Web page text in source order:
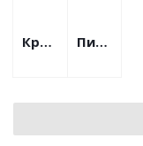
Круглые Пиксельные